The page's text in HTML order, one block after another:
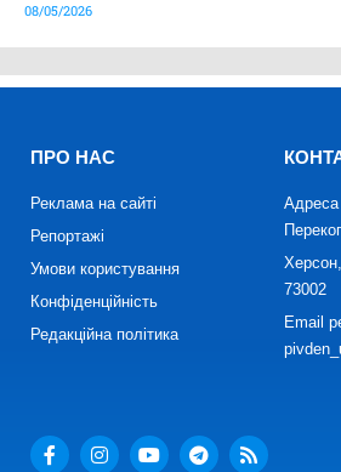
08/05/2026
ПРО НАС
Реклама на сайті
Репортажі
Умови користування
Конфіденційність
Редакційна політика
Адреса
73002
Email